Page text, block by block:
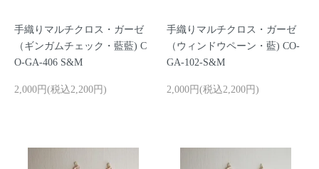
手織りマルチクロス・ガーゼ
（ギンガムチェック・藍藍) C
O-GA-406 S&M
2,000円(税込2,200円)
手織りマルチクロス・ガーゼ
（ウィンドウペーン・藍) CO-
GA-102-S&M
2,000円(税込2,200円)